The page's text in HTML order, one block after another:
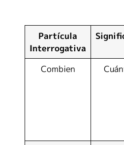
Partícula
Interrogativa
Combien